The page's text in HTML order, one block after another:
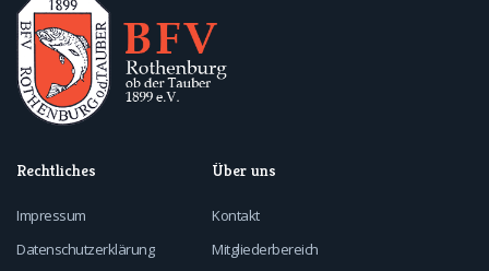
Rechtliches
Impressum
Datenschutzerklärung
Über uns
Kontakt
Mitgliederbereich